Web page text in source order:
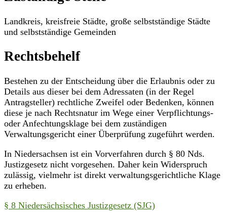
Landkreis, kreisfreie Städte, große selbstständige Städte
und selbstständige Gemeinden
Rechtsbehelf
Bestehen zu der Entscheidung über die Erlaubnis oder zu
Details aus dieser bei dem Adressaten (in der Regel
Antragsteller) rechtliche Zweifel oder Bedenken, können
diese je nach Rechtsnatur im Wege einer Verpflichtungs-
oder Anfechtungsklage bei dem zuständigen
Verwaltungsgericht einer Überprüfung zugeführt werden.
In Niedersachsen ist ein Vorverfahren durch § 80 Nds.
Justizgesetz nicht vorgesehen. Daher kein Widerspruch
zulässig, vielmehr ist direkt verwaltungsgerichtliche Klage
zu erheben.
§ 8 Niedersächsisches Justizgesetz (SJG)